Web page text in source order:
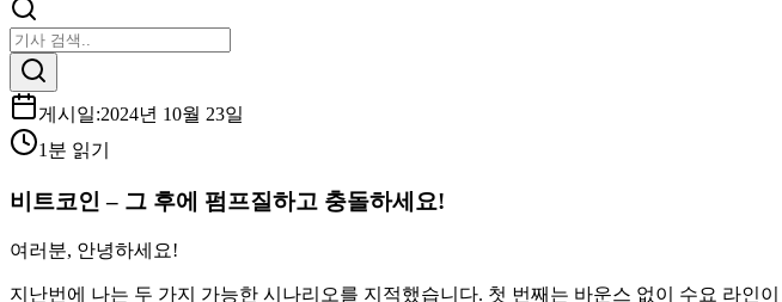
게시일:2024년 10월 23일
1분 읽기
비트코인 – 그 후에 펌프질하고 충돌하세요!
여러분, 안녕하세요!
지난번에 나는 두 가지 가능한 시나리오를 지적했습니다. 첫 번째는 바운스 없이 수요 라인